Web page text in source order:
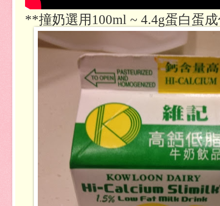
**撞奶選用100ml ~ 4.4g蛋白蛋